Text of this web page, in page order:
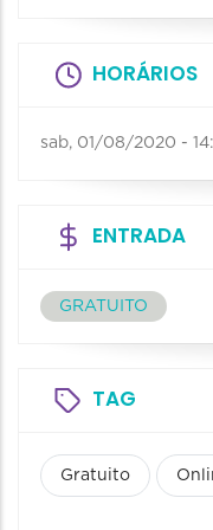
HORÁRIOS
sab, 01/08/2020 -
ENTRADA
GRATUITO
TAG
Gratuito